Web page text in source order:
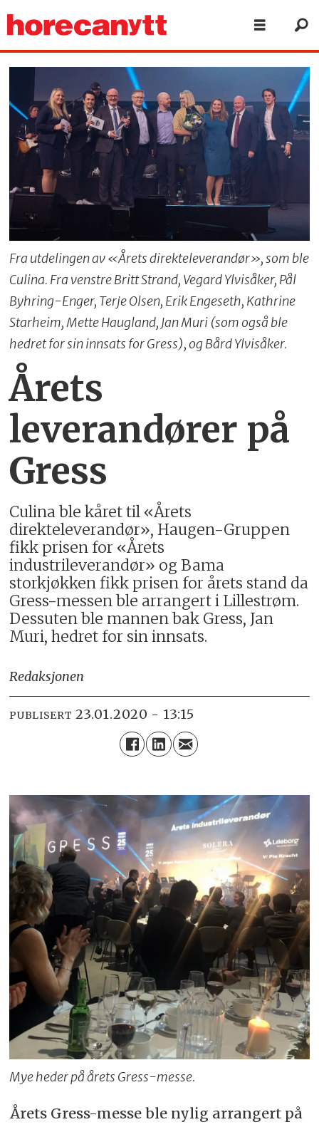
Fra utdelingen av «Årets direkteleverandør», som ble
Culina. Fra venstre Britt Strand, Vegard Ylvisåker, Pål
Byhring-Enger, Terje Olsen, Erik Engeseth, Kathrine
Starheim, Mette Haugland, Jan Muri (som også ble
hedret for sin innsats for Gress), og Bård Ylvisåker.
Årets
leverandører på
Gress
Culina ble kåret til «Årets
direkteleverandør», Haugen-Gruppen
fikk prisen for «Årets
industrileverandør» og Bama
storkjøkken fikk prisen for årets stand da
Gress-messen ble arrangert i Lillestrøm.
Dessuten ble mannen bak Gress, Jan
Muri, hedret for sin innsats.
Redaksjonen
PUBLISERT 23.01.2020 - 13:15
Mye heder på årets Gress-messe.
Årets Gress-messe ble nylig arrangert på